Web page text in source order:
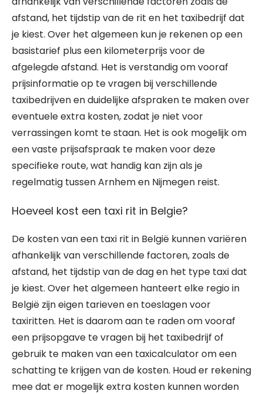
afstand, het tijdstip van de rit en het taxibedrijf dat
je kiest. Over het algemeen kun je rekenen op een
basistarief plus een kilometerprijs voor de
afgelegde afstand. Het is verstandig om vooraf
prijsinformatie op te vragen bij verschillende
taxibedrijven en duidelijke afspraken te maken over
eventuele extra kosten, zodat je niet voor
verrassingen komt te staan. Het is ook mogelijk om
een vaste prijsafspraak te maken voor deze
specifieke route, wat handig kan zijn als je
regelmatig tussen Arnhem en Nijmegen reist.
Hoeveel kost een taxi rit in Belgie?
De kosten van een taxi rit in België kunnen variëren
afhankelijk van verschillende factoren, zoals de
afstand, het tijdstip van de dag en het type taxi dat
je kiest. Over het algemeen hanteert elke regio in
België zijn eigen tarieven en toeslagen voor
taxiritten. Het is daarom aan te raden om vooraf
een prijsopgave te vragen bij het taxibedrijf of
gebruik te maken van een taxicalculator om een
schatting te krijgen van de kosten. Houd er rekening
mee dat er mogelijk extra kosten kunnen worden